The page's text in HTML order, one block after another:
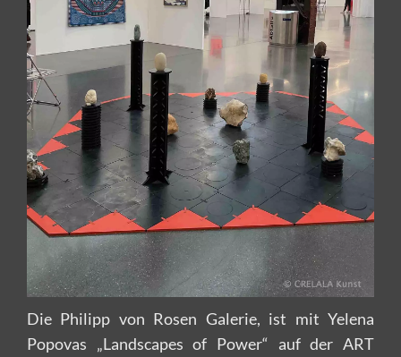
Die Philipp von Rosen Galerie, ist mit Yelena
Popovas „Landscapes of Power“ auf der ART